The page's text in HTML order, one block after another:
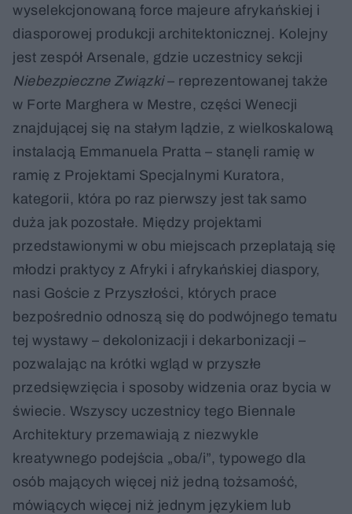
wyselekcjonowaną force majeure afrykańskiej i
diasporowej produkcji architektonicznej. Kolejny
jest zespół Arsenale, gdzie uczestnicy sekcji
Niebezpieczne Związki– reprezentowanej także
w Forte Marghera w Mestre, części Wenecji
znajdującej się na stałym lądzie, z wielkoskalową
instalacją Emmanuela Pratta – stanęli ramię w
ramię z Projektami Specjalnymi Kuratora,
kategorii, która po raz pierwszy jest tak samo
duża jak pozostałe. Między projektami
przedstawionymi w obu miejscach przeplatają się
młodzi praktycy z Afryki i afrykańskiej diaspory,
nasi Goście z Przyszłości, których prace
bezpośrednio odnoszą się do podwójnego tematu
tej wystawy – dekolonizacji i dekarbonizacji –
pozwalając na krótki wgląd w przyszłe
przedsięwzięcia i sposoby widzenia oraz bycia w
świecie. Wszyscy uczestnicy tego Biennale
Architektury przemawiają z niezwykle
kreatywnego podejścia „oba/i”, typowego dla
osób mających więcej niż jedną tożsamość,
mówiących więcej niż jednym językiem lub